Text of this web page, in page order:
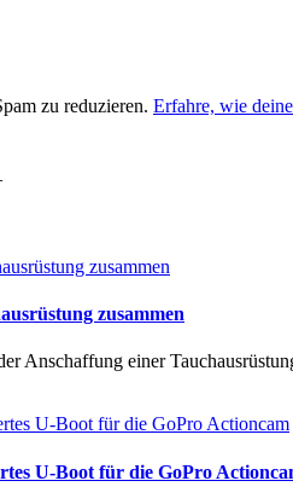
zu reduzieren. Erfahre, wie
zusammen
Anschaffung einer
U-Boot für die GoPro